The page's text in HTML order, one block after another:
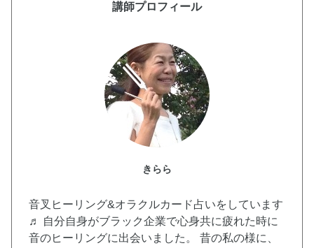
講師プロフィール
きらら
音叉ヒーリング&オラクルカード占いをしています
♬ 自分自身がブラック企業で心身共に疲れた時に
音のヒーリングに出会いました。 昔の私の様に、